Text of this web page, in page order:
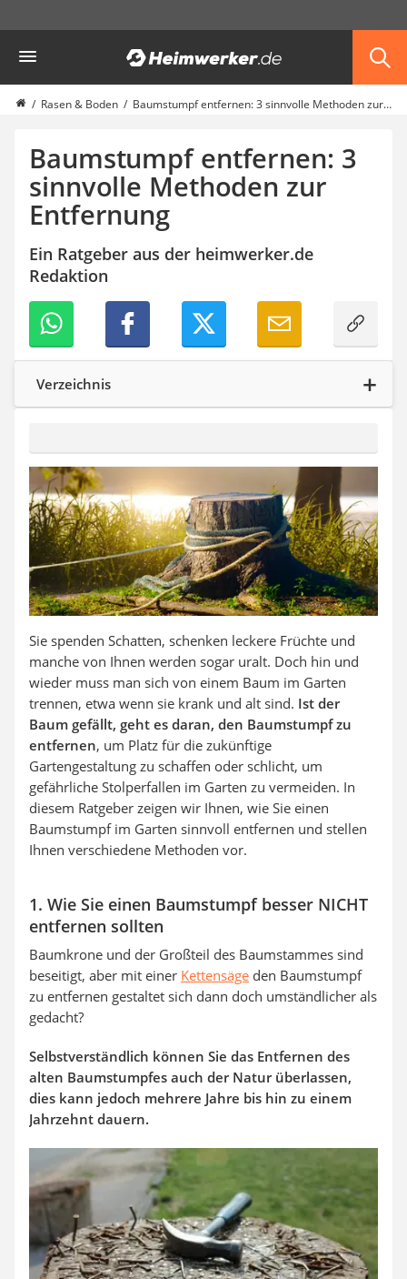
Garten
Akku-Laubsauger
Faltpavillon
Solar-Lichterkette außen
Teleskopleiter
Ameisengift
Pavillon
Sichtschutzstreifen
Akku-Laubbläser
Koifutter
Kassettenmarkise
Bosch-Heckenschere
Stihl-Laubbläser
Minidumper
Rasen & Boden Baumstumpf entfernen: 3 sinnvolle Methoden zur Entfernung
Baumstumpf entfernen: 3
sinnvolle Methoden zur
Entfernung
Ein Ratgeber aus der heimwerker.de
Redaktion
Verzeichnis
Sie spenden Schatten, schenken leckere Früchte und
manche von Ihnen werden sogar uralt. Doch hin und
wieder muss man sich von einem Baum im Garten
trennen, etwa wenn sie krank und alt sind. Ist der
Baum gefällt, geht es daran, den Baumstumpf zu
entfernen, um Platz für die zukünftige
Gartengestaltung zu schaffen oder schlicht, um
gefährliche Stolperfallen im Garten zu vermeiden. In
diesem Ratgeber zeigen wir Ihnen, wie Sie einen
Baumstumpf im Garten sinnvoll entfernen und stellen
Ihnen verschiedene Methoden vor.
1. Wie Sie einen Baumstumpf besser NICHT
entfernen sollten
Baumkrone und der Großteil des Baumstammes sind
beseitigt, aber mit einer Kettensäge den Baumstumpf
zu entfernen gestaltet sich dann doch umständlicher als
gedacht?
Selbstverständlich können Sie das Entfernen des
alten Baumstumpfes auch der Natur überlassen,
dies kann jedoch mehrere Jahre bis hin zu einem
Jahrzehnt dauern.